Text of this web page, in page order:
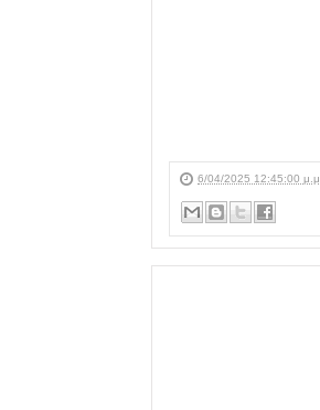
6/04/2025 12:45:00 μ.μ.